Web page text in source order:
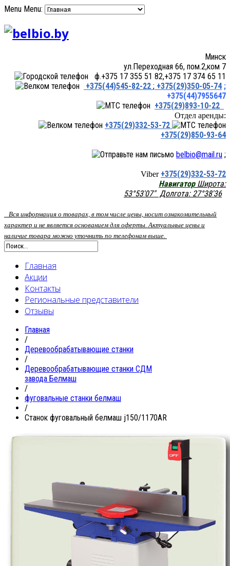
Menu Menu:
Минск
ул.Переходная 66, пом.2,ком 7
ф.+375 17 355 51 82,+375 17 374 65 11
+375(44)545-82-22 ; +375(29)350-05-74 ;
+375(44)7955647
+375(29)893-10-22
Отдел аренды:
+375(29)332-53-72
+375(29)850-93-64
belbio@mail.ru ;
Viber +375(29)332-53-72
НавигаторШирота:
53°53'07" Долгота: 27°38'36
Вся информация о товарах, в том числе цены, носит ознакомительный
характер и не является основанием для оферты. Актуальные цены и
наличие товара можно уточнить по телефонам выше.
Главная
Акции
Контакты
Региональные представители
Отзывы
Главная
/
Деревообрабатывающие станки
/
Деревообрабатывающие станки СДМ
завода Белмаш
/
фуговальные станки белмаш
/
Станок фуговальный белмаш j150/1170АR